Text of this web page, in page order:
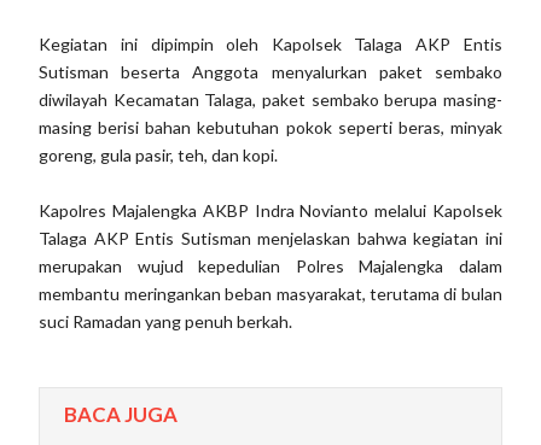
Kegiatan ini dipimpin oleh Kapolsek Talaga AKP Entis
Sutisman beserta Anggota menyalurkan paket sembako
diwilayah Kecamatan Talaga, paket sembako berupa masing-
masing berisi bahan kebutuhan pokok seperti beras, minyak
goreng, gula pasir, teh, dan kopi.
Kapolres Majalengka AKBP Indra Novianto melalui Kapolsek
Talaga AKP Entis Sutisman menjelaskan bahwa kegiatan ini
merupakan wujud kepedulian Polres Majalengka dalam
membantu meringankan beban masyarakat, terutama di bulan
suci Ramadan yang penuh berkah.
BACA JUGA